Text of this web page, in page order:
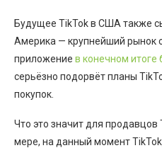
Будущее TikTok в США также
Америка — крупнейший рынок
приложение в конечном
серьёзно подорвёт планы
покупок.
Что это значит для продавцов
мере, на данный момент